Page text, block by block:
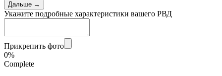
Дальше →
Укажите подробные характеристики вашего РВД
Прикрепить фото
0%
Complete